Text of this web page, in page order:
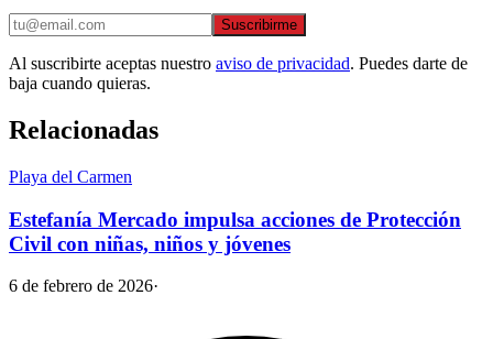
Suscribirme
Al suscribirte aceptas nuestro aviso de privacidad. Puedes darte de
baja cuando quieras.
Relacionadas
Playa del Carmen
Estefanía Mercado impulsa acciones de Protección
Civil con niñas, niños y jóvenes
6 de febrero de 2026·